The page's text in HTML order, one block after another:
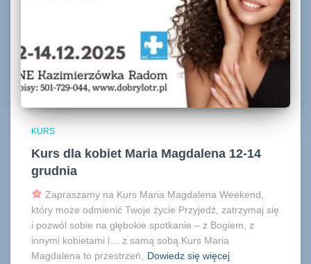
KURS
Kurs dla kobiet Maria Magdalena 12-14
grudnia
Zapraszamy na Kurs Maria Magdalena Weekend,
który może odmienić Twoje życie Przyjedź, zatrzymaj się
i pozwól sobie na głębokie spotkanie – z Bogiem, z
innymi kobietami i… z samą sobą.Kurs Maria
Magdalena to przestrzeń,
Dowiedz się więcej